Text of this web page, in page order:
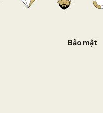
Bảo mật